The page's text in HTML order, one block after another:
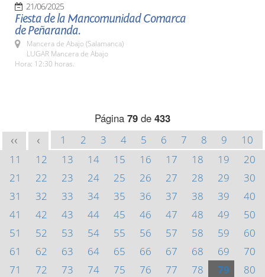
21/06/2025
Fiesta de la Mancomunidad Comarca
de Peñaranda.
Mancera de Abajo (Salamanca)
LUGAR Mancera de Abajo
Hora: 12:30 horas.
Página 79 de 433
<< < 1 2 3 4 5 6 7 8 9
10
11
12 13 14 15 16 17 18 19
20
21
22 23 24 25 26 27 28 29
30
31
32 33 34 35 36 37 38 39
40
41
42 43 44 45 46 47 48 49
50
51
52 53 54 55 56 57 58 59
60
61
62 63 64 65 66 67 68 69
70
71
72 73 74 75 76 77 78 79
80